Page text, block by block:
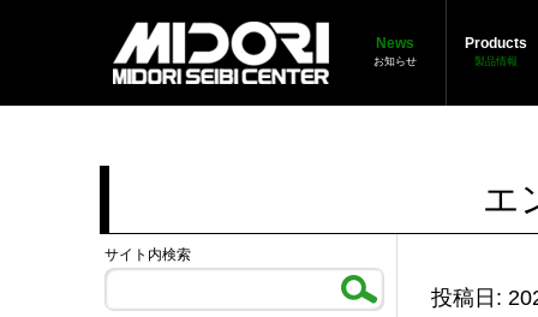
News
お知らせ
Products
製品情報
エ
投稿日:
サイト内検索